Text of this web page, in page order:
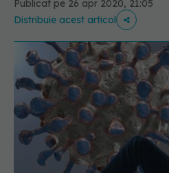
Publicat pe 26 apr 2020, 21:05
Distribuie acest articol